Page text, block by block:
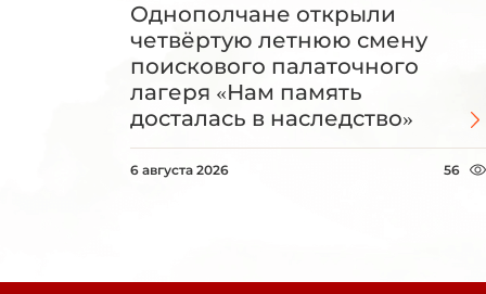
Однополчане открыли
четвёртую летнюю смену
поискового палаточного
лагеря «Нам память
досталась в наследство»
6 августа 2026 56